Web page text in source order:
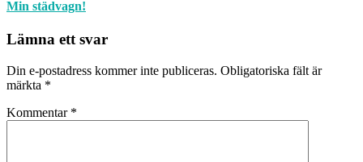
Min städvagn!
Lämna ett svar
Din e-postadress kommer inte publiceras. Obligatoriska fält är
märkta *
Kommentar *